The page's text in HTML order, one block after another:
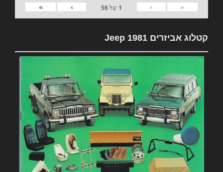
«
‹
1 של56
›
»
קטלוג אביזרים 1981 Jeep